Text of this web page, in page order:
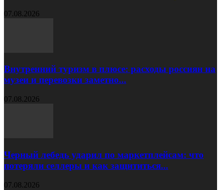
07.08.2026
Внутренний туризм в плюсе: расходы россиян на
музеи и перевозки заметно...
07.08.2026
Черный лебедь ударил по маркетплейсам: что
потеряли селлеры и как защититься...
07.08.2026